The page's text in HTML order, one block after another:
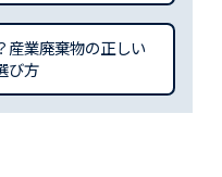
産業廃棄物の正しい
び方